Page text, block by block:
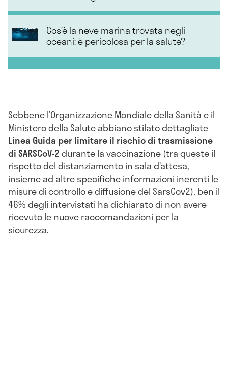
Cos’è la neve marina trovata negli
oceani: è pericolosa per la salute?
Sebbene l’Organizzazione Mondiale della Sanità e il
Ministero della Salute abbiano stilato dettagliate
Linea Guida per limitare il rischio di trasmissione
di SARSCoV-2durante la vaccinazione (tra queste il
rispetto del distanziamento in sala d’attesa,
insieme ad altre specifiche informazioni inerenti le
misure di controllo e diffusione del SarsCov2), ben il
46% degli intervistati ha dichiarato di non avere
ricevuto le nuove raccomandazioni per la
sicurezza.